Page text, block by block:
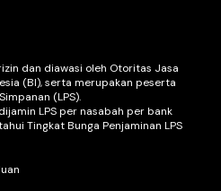
dan diawasi oleh Otoritas Jasa
(BI), serta merupakan peserta
(LPS).
LPS per nasabah per bank
Tingkat Bunga Penjaminan LPS